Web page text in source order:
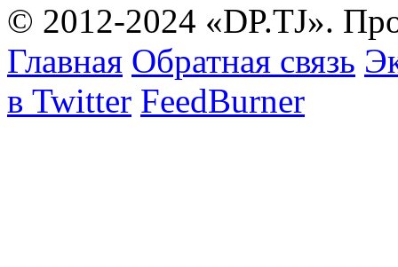
© 2012-2024 «DP.TJ».
Главная Обратная связь
в Twitter FeedBurner